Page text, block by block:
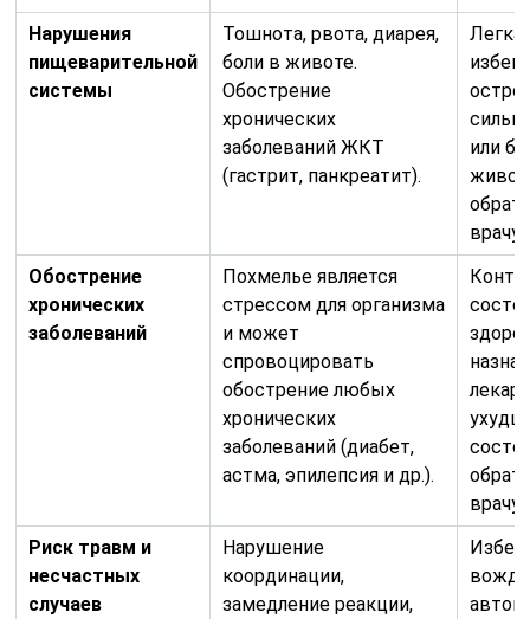
Нарушения
пищеварительной
системы
Тошнота, рвота, диарея,
боли в животе.
Обострение
хронических
заболеваний ЖКТ
(гастрит, панкреатит).
или
врачу.
Обострение
хронических
заболеваний
Похмелье является
стрессом для организма
и может
спровоцировать
обострение любых
хронических
заболеваний (диабет,
астма, эпилепсия и др.).
врачу.
Риск травм и
несчастных
случаев
Нарушение
координации,
замедление реакции,